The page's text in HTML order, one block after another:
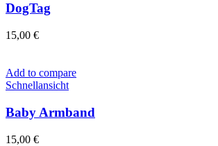
DogTag
15,00 €
Add to compare
Schnellansicht
Baby Armband
15,00 €